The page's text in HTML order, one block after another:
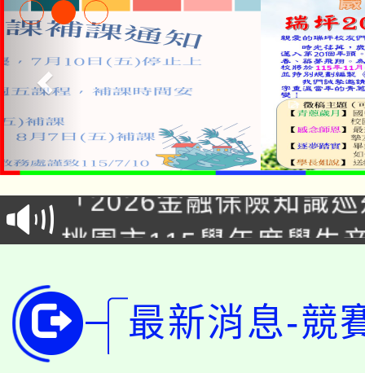
公告本校115學年度第
代理(課)教師甄選結果(
「2026金融保險知識
車」活動
桃園市115學年度學生
代理(課)教師甄選結果(
公告本校115學年度第
代理(課)教師甄選結果(
轉知中國文化大學推廣
最新消息-競